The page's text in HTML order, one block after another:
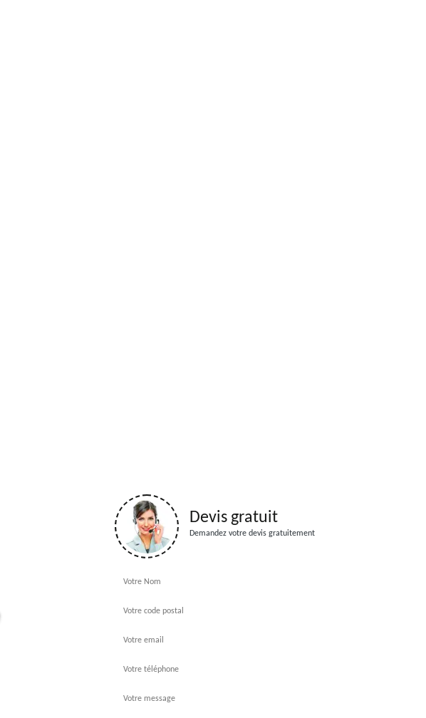
Devis gratuit
Demandez votre devis gratuitement